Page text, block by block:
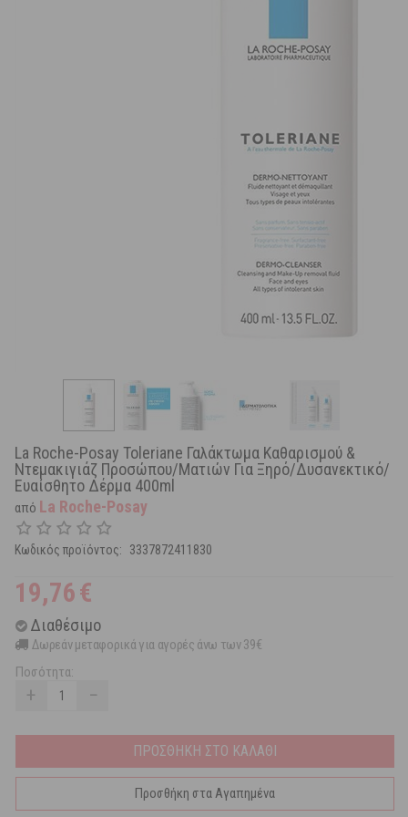
La Roche-Posay Toleriane Γαλάκτωμα Καθαρισμού &
Ντεμακιγιάζ Προσώπου/Ματιών Για Ξηρό/Δυσανεκτικό/
Ευαίσθητο Δέρμα 400ml
από La Roche-Posay
Κωδικός προϊόντος: 3337872411830
19,76€
Διαθέσιμο
Δωρεάν μεταφορικά για αγορές άνω των 39€
Ποσότητα:
+ −
ΠΡΟΣΘΗΚΗ ΣΤΟ ΚΑΛΑΘΙ
Προσθήκη στα Αγαπημένα